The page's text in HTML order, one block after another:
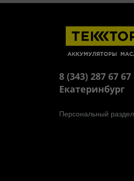
8 (343) 287 67 67
Екатеринбург
Персональный раздел